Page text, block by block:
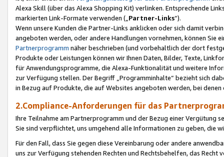
Alexa Skill (über das Alexa Shopping Kit) verlinken. Entsprechende
markierten Link-Formate verwenden („ Partner-Links“).
Wenn unsere Kunden die Partner-Links anklicken oder sich damit
angeboten werden, oder andere Handlungen vornehmen, können Sie
Partnerprogramm näher beschrieben (und vorbehaltlich der dort
Produkte oder Leistungen können wir Ihnen Daten, Bilder, Texte,
für Anwendungsprogramme, die Alexa-Funktionalität und weitere
zur Verfügung stellen. Der Begriff „Programminhalte“ bezieht sich
in Bezug auf Produkte, die auf Websites angeboten werden, bei
2.Compliance-Anforderungen für das
Ihre Teilnahme am Partnerprogramm und der Bezug einer Vergütung
Sie sind verpflichtet, uns umgehend alle Informationen zu geben, die
Für den Fall, dass Sie gegen diese Vereinbarung oder andere
uns zur Verfügung stehenden Rechten und Rechtsbehelfen, das